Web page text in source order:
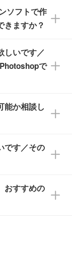
お願いい
。
リジナル
使えば、
成できま
インデー
ソフトで作
きますか？
などのデ
作成した
てご入稿
タに不備
てから印
しいです／
で
意があり
ンプレー
が、
ただけ
能か相談し
、担当ス
にメール
です／その
タッフが
談くださ
おすすめの
お客様の